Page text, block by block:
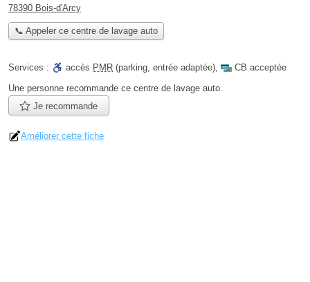
78390 Bois-d'Arcy
📞 Appeler ce centre de lavage auto
Services : accès PMR (parking, entrée adaptée),
CB acceptée
Une personne recommande ce centre de lavage auto.
Je recommande
Améliorer cette fiche